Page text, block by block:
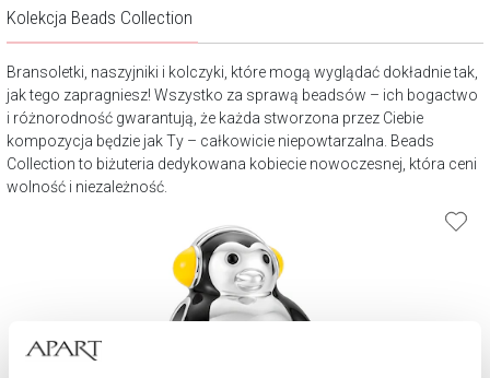
Kolekcja Beads Collection
Bransoletki, naszyjniki i kolczyki, które mogą wyglądać dokładnie tak,
jak tego zapragniesz! Wszystko za sprawą beadsów – ich bogactwo
i różnorodność gwarantują, że każda stworzona przez Ciebie
kompozycja będzie jak Ty – całkowicie niepowtarzalna. Beads
Collection to biżuteria dedykowana kobiecie nowoczesnej, która ceni
wolność i niezależność.